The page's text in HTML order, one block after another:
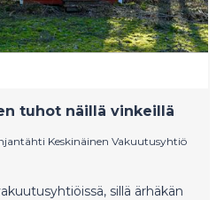
tuhot näillä vinkeillä
Keskinäinen Vakuutusyhtiö
sillä ärhäkän